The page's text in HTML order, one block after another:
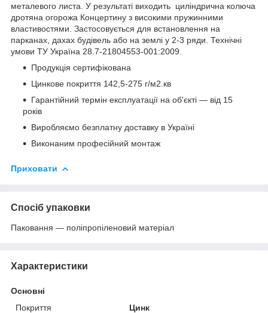
металевого листа. У результаті виходить циліндрична колюча
дротяна огорожа Концертину з високими пружинними
властивостями. Застосовується для встановлення на
парканах, дахах будівель або на землі у 2-3 ряди. Технічні
умови ТУ Україна 28.7-21804553-001:2009.
Продукція сертифікована
Цинкове покриття 142,5-275 г/м2.кв
Гарантійний термін експлуатації на об'єкті — від 15
років
Виробляємо безплатну доставку в Україні
Виконаним професійний монтаж
Приховати
Спосіб упаковки
Паковання — поліпропіленовий матеріал
Характеристики
Основні
Покриття
Цинк